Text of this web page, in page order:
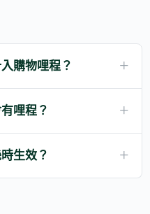
購物哩程？
哩程？
生效？